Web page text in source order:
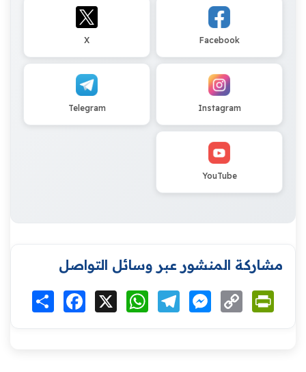
Facebook
X
Instagram
Telegram
YouTube
مشاركة المنشور عبر وسائل التواصل
انشر Facebook WhatsAppTelegramMessenger
Copy
Link